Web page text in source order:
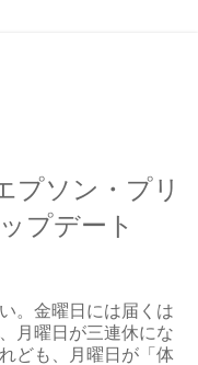
プソン・プリ
プデート
。金曜日には届くは
月曜日が三連休にな
ども、月曜日が「体